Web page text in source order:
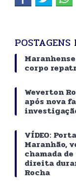
POSTAGENS
corpo
Weverton
após nova
VÍDEO:
Maranhão,
chamada
direita
Rocha